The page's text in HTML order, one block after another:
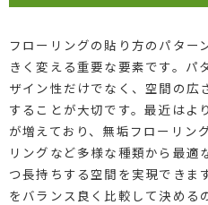
フローリングの貼り方のパター
きく変える重要な要素です。パ
ザイン性だけでなく、空間の広
することが大切です。最近はよ
が増えており、無垢フローリン
リングなど多様な種類から最適
つ長持ちする空間を実現できま
をバランス良く比較して決める